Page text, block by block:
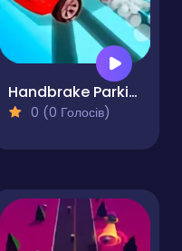
Handbrake Parking
0 (0 Голосів)